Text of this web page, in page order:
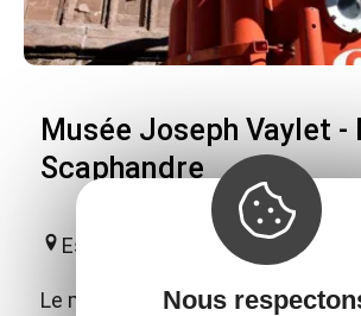
Musée Joseph Vaylet -
Scaphandre
Espalion
Le musée vous invite à une
Nous